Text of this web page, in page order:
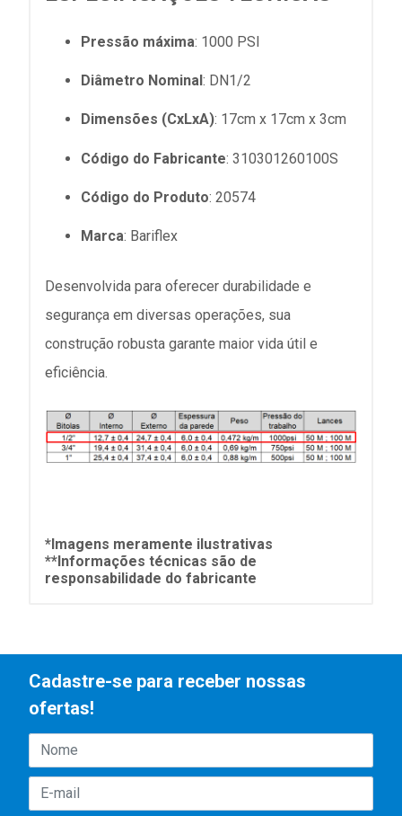
Pressão máxima: 1000 PSI
Diâmetro Nominal : DN1/2
Dimensões (CxLxA): 17cm x 17cm x 3cm
Código do Fabricante: 310301260100S
Código do Produto: 20574
Marca: Bariflex
Desenvolvida para oferecer durabilidade e
segurança em diversas operações, sua
construção robusta garante maior vida útil e
eficiência.
*Imagens meramente ilustrativas
**Informações técnicas são de
responsabilidade do fabricante
Cadastre-se para receber nossas
ofertas!